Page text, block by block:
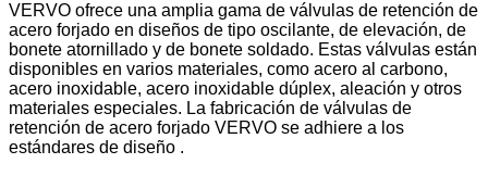
VERVO ofrece una amplia gama de válvulas de retención de
acero forjado en diseños de tipo oscilante, de elevación, de
bonete atornillado y de bonete soldado. Estas válvulas están
disponibles en varios materiales, como acero al carbono,
acero inoxidable, acero inoxidable dúplex, aleación y otros
materiales especiales. La fabricación de válvulas de
retención de acero forjado VERVO se adhiere a los
estándares de diseño .